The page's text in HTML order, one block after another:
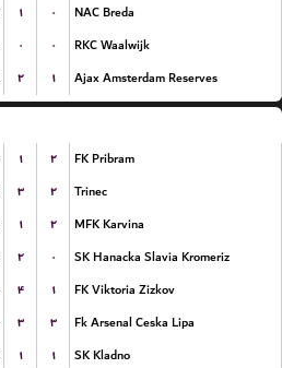
۱ ۰
NAC Breda
۰ ۰
RKC Waalwijk
۲ ۱ Ajax Amsterdam Reserves
۱ ۲
FK Pribram
۳ ۲
Trinec
۱ ۲
MFK Karvina
۲ ۰
SK Hanacka Slavia Kromeriz
۴ ۱
FK Viktoria Zizkov
۳ ۳
Fk Arsenal Ceska Lipa
۱ ۱ SK Kladno